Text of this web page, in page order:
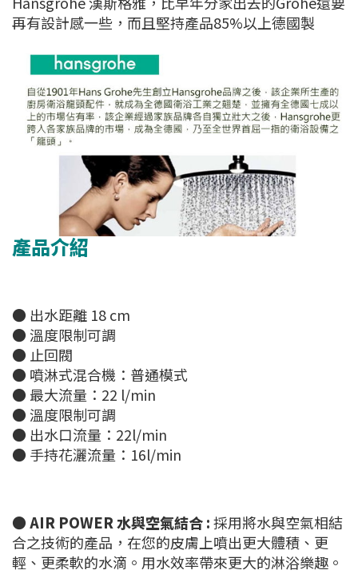
再有設計感一些，而且堅持產品85%以上德國製
產品介紹
● 出水距離 18 cm
● 溫度限制可調
● 止回閥
● 噴淋式混合機：普通模式
● 最大流量：22 l/min
● 溫度限制可調
● 出水口流量：22l/min
● 手持花灑流量：16l/min
●AIR POWER 水與空氣結合 :採用將水與空氣相結
合之技術的產品，在您的皮膚上噴出更大體積、更
輕、更柔軟的水滴。用水效率帶來更大的淋浴樂趣。